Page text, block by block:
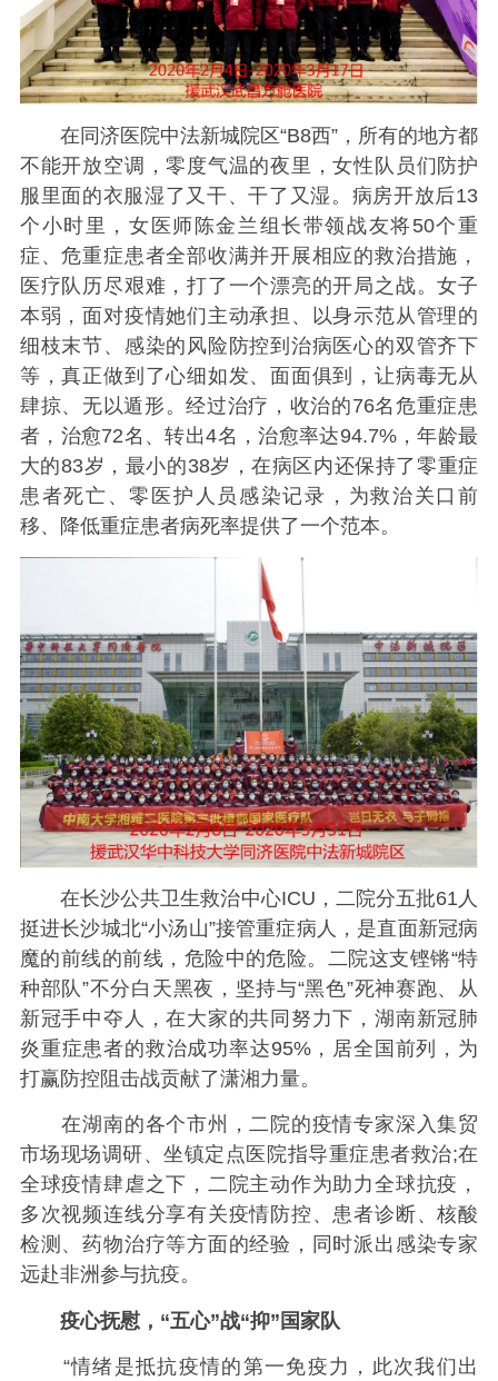
在同济医院中法新城院区“B8西”，所有的地方都
不能开放空调，零度气温的夜里，女性队员们防护
服里面的衣服湿了又干、干了又湿。病房开放后13
个小时里，女医师陈金兰组长带领战友将50个重
症、危重症患者全部收满并开展相应的救治措施，
医疗队历尽艰难，打了一个漂亮的开局之战。女子
本弱，面对疫情她们主动承担、以身示范从管理的
细枝末节、感染的风险防控到治病医心的双管齐下
等，真正做到了心细如发、面面俱到，让病毒无从
肆掠、无以遁形。经过治疗，收治的76名危重症患
者，治愈72名、转出4名，治愈率达94.7%，年龄最
大的83岁，最小的38岁，在病区内还保持了零重症
患者死亡、零医护人员感染记录，为救治关口前
移、降低重症患者病死率提供了一个范本。
在长沙公共卫生救治中心ICU，二院分五批61人
挺进长沙城北“小汤山”接管重症病人，是直面新冠病
魔的前线的前线，危险中的危险。二院这支铿锵“特
种部队”不分白天黑夜，坚持与“黑色”死神赛跑、从
新冠手中夺人，在大家的共同努力下，湖南新冠肺
炎重症患者的救治成功率达95%，居全国前列，为
打赢防控阻击战贡献了潇湘力量。
在湖南的各个市州，二院的疫情专家深入集贸
市场现场调研、坐镇定点医院指导重症患者救治;在
全球疫情肆虐之下，二院主动作为助力全球抗疫，
多次视频连线分享有关疫情防控、患者诊断、核酸
检测、药物治疗等方面的经验，同时派出感染专家
远赴非洲参与抗疫。
疫心抚慰，“五心”战“抑”国家队
“情绪是抵抗疫情的第一免疫力，此次我们出